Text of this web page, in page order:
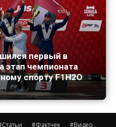
первый в
этап чемпионата
спорту F1H2O
#Фактчек #Видео